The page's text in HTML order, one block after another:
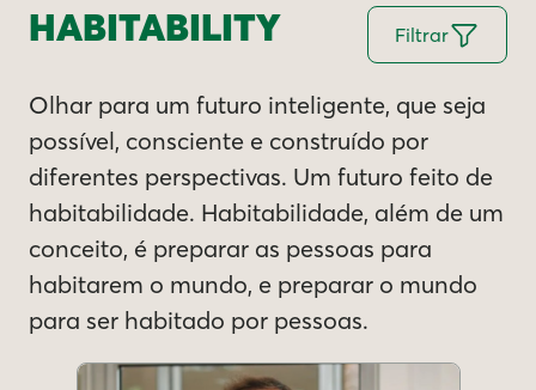
HABITABILITY Filtrar
Olhar para um futuro inteligente, que seja
possível, consciente e construído por
diferentes perspectivas. Um futuro feito de
habitabilidade. Habitabilidade, além de um
conceito, é preparar as pessoas para
habitarem o mundo, e preparar o mundo
para ser habitado por pessoas.